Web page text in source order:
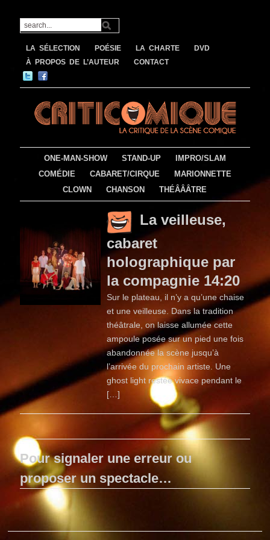
LA SÉLECTION POÉSIE LA CHARTE
DVD
À PROPOS DE L’AUTEUR
CONTACT
ONE-MAN-SHOW STAND-UP
IMPRO/SLAM
COMÉDIE
CABARET/CIRQUE
MARIONNETTE
CLOWN
CHANSON THÉÂÂÂTRE
La veilleuse,
cabaret
holographique par
la compagnie 14:20
Sur le plateau, il n’y a qu’une chaise
et une veilleuse. Dans la tradition
théâtrale, on laisse allumée cette
ampoule posée sur un pied une fois
abandonnée la scène jusqu’à
l’arrivée du prochain artiste. Une
ghost light restée vivace pendant le
[…]
Pour signaler une erreur ou
proposer un spectacle…